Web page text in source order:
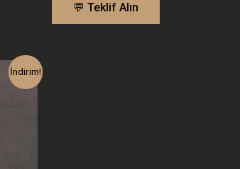
💬 Teklif Alın
İndirim!